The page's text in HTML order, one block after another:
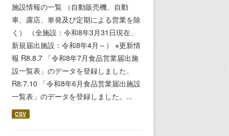
施設情報の一覧 （自動販売機、自動
車、露店、単発及び定期による営業を除
く） （全施設：令和8年3月31日現在、
新規届出施設：令和8年4月～） ※更新情
報 R8.8.7 「令和8年7月食品営業届出施
設一覧表」のデータを登録しました。
R8.7.10 「令和8年6月食品営業届出施設
一覧表」のデータを登録しました。...
CSV